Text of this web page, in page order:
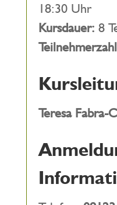
18:30 Uhr
Kursdauer: 8
Teresa Fabra-